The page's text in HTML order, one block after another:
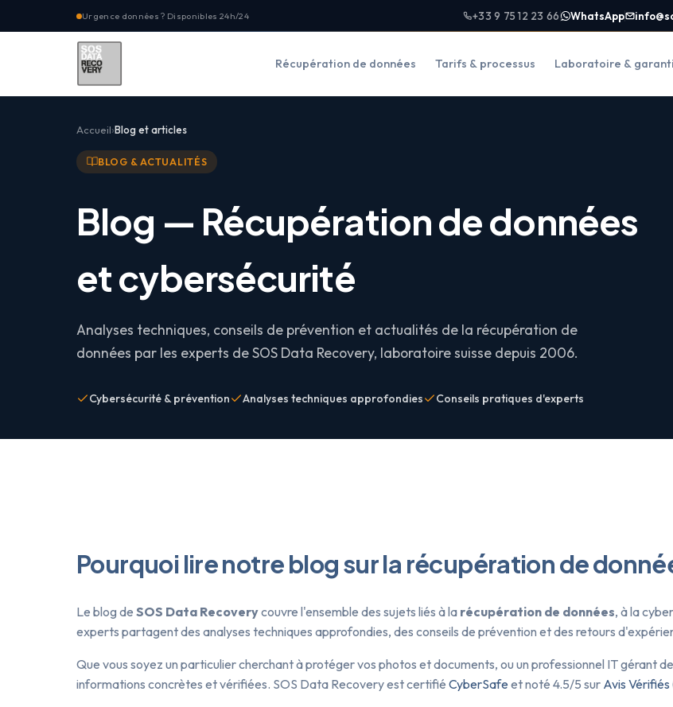
Urgence données ? Disponibles 24h/24 +33 9 75 12 23 66 WhatsApp
Récupération de données Tarifs & processus Laboratoire &
Accueil Blog et articles
BLOG & ACTUALITÉS
Blog — Récupération de données
et cybersécurité
Analyses techniques, conseils de prévention et actualités de la récupération de
données par les experts de SOS Data Recovery, laboratoire suisse depuis 2006.
Cybersécurité & prévention Analyses techniques approfondies Conseils pratiques d'experts
Pourquoi lire notre blog sur la récupération de
Le blog de SOS Data Recoverycouvre l'ensemble des sujets liés à la récupération de données, à la
experts partagent des analyses techniques approfondies, des conseils de prévention et des retours
Que vous soyez un particulier cherchant à protéger vos photos et documents, ou un professionnel IT gérant
informations concrètes et vérifiées. SOS Data Recovery est certifié CyberSafe et noté 4.5/5 sur Avis Vérifiés